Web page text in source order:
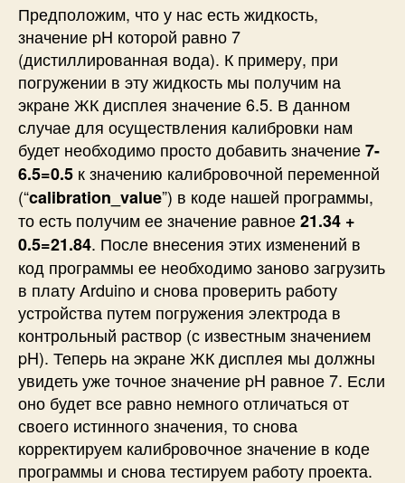
Предположим, что у нас есть жидкость,
значение pH которой равно 7
(дистиллированная вода). К примеру, при
погружении в эту жидкость мы получим на
экране ЖК дисплея значение 6.5. В данном
случае для осуществления калибровки нам
будет необходимо просто добавить значение7-
6.5=0.5 к значению калибровочной переменной
(“calibration_value”) в коде нашей программы,
то есть получим ее значение равное21.34 +
0.5=21.84. После внесения этих изменений в
код программы ее необходимо заново загрузить
в плату Arduino и снова проверить работу
устройства путем погружения электрода в
контрольный раствор (с известным значением
pH). Теперь на экране ЖК дисплея мы должны
увидеть уже точное значение pH равное 7. Если
оно будет все равно немного отличаться от
своего истинного значения, то снова
корректируем калибровочное значение в коде
программы и снова тестируем работу проекта.